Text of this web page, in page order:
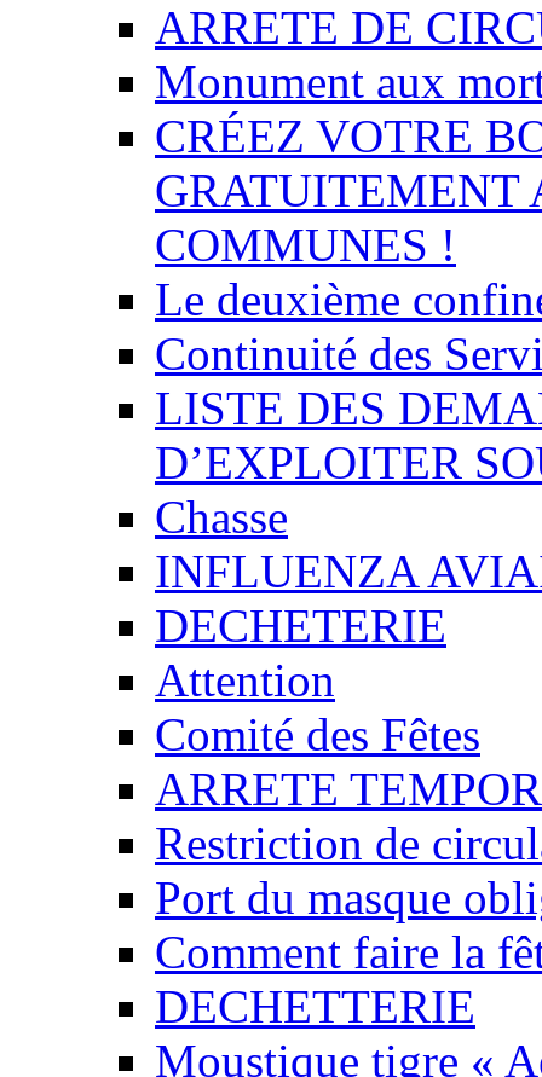
ARRETE DE
Monument aux
CRÉEZ VOTRE
GRATUITEMENT
COMMUNES !
Le deuxième
Continuité des
LISTE DES
D’EXPLOITER
Chasse
INFLUENZA
DECHETERIE
Attention
Comité des Fêtes
ARRETE
Restriction de
Port du masque
Comment faire la
DECHETTERIE
Moustique tigre «